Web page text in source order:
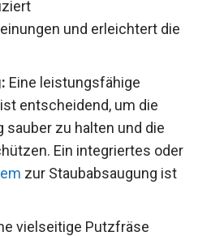
und erleichtert die
Eine leistungsfähige
entscheidend, um die
zu halten und die
Ein integriertes oder
zur Staubabsaugung ist
vielseitige Putzfräse